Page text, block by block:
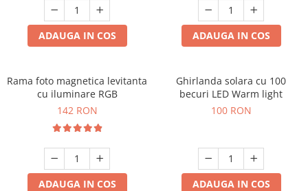
Cadouri pentru Sefi
Cel ce are tot
ADAUGA IN COS ADAUGA IN COS
Rama foto magnetica levitanta
cu iluminare RGB
142 RON
ADAUGA IN COS
Ghirlanda solara cu 100
becuri LED Warm light
100 RON
ADAUGA IN COS